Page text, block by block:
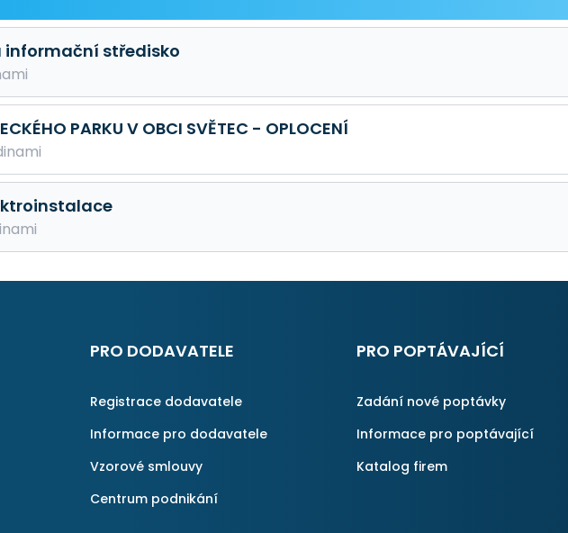
informační středisko
PARKU V OBCI SVĚTEC - OPLOCENÍ
PRO DODAVATELE
Registrace dodavatele
Informace pro dodavatele
Vzorové smlouvy
Centrum podnikání
PRO POPTÁVAJÍCÍ
Zadání nové poptávky
Informace pro poptávající
Katalog firem